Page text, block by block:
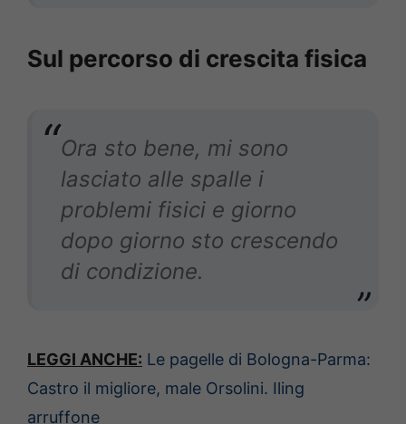
Sul percorso di crescita fisica
Ora sto bene, mi sono
lasciato alle spalle i
problemi fisici e giorno
dopo giorno sto crescendo
di condizione.
LEGGI ANCHE: Le pagelle di Bologna-Parma:
Castro il migliore, male Orsolini. Iling
arruffone